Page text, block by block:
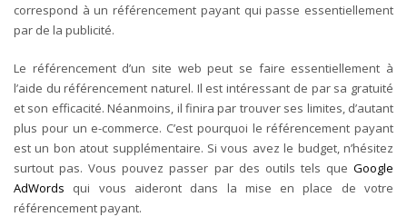
correspond à un référencement payant qui passe essentiellement
par de la publicité.
Le référencement d’un site web peut se faire essentiellement à
l’aide du référencement naturel. Il est intéressant de par sa gratuité
et son efficacité. Néanmoins, il finira par trouver ses limites, d’autant
plus pour un e-commerce. C’est pourquoi le référencement payant
est un bon atout supplémentaire. Si vous avez le budget, n’hésitez
surtout pas. Vous pouvez passer par des outils tels que Google
AdWords qui vous aideront dans la mise en place de votre
référencement payant.